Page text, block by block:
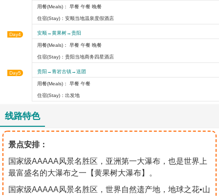
用餐(Meals)： 早餐 午餐 晚餐
住宿(Stay)：安顺当地温泉度假酒店
Day4 安顺→黄果树→贵阳
用餐(Meals)： 早餐 午餐 晚餐
住宿(Stay)：贵阳当地商务四星酒店
Day5 贵阳→青岩古镇→送团
用餐(Meals)： 早餐 午餐
住宿(Stay)：出发地
线路特色
景点安排：
国家级AAAAA风景名胜区，亚洲第一大瀑布，也是世界上
最富盛名的大瀑布之一【黄果树大瀑布】。
国家级AAAAA风景名胜区，世界自然遗产地，地球之花•山